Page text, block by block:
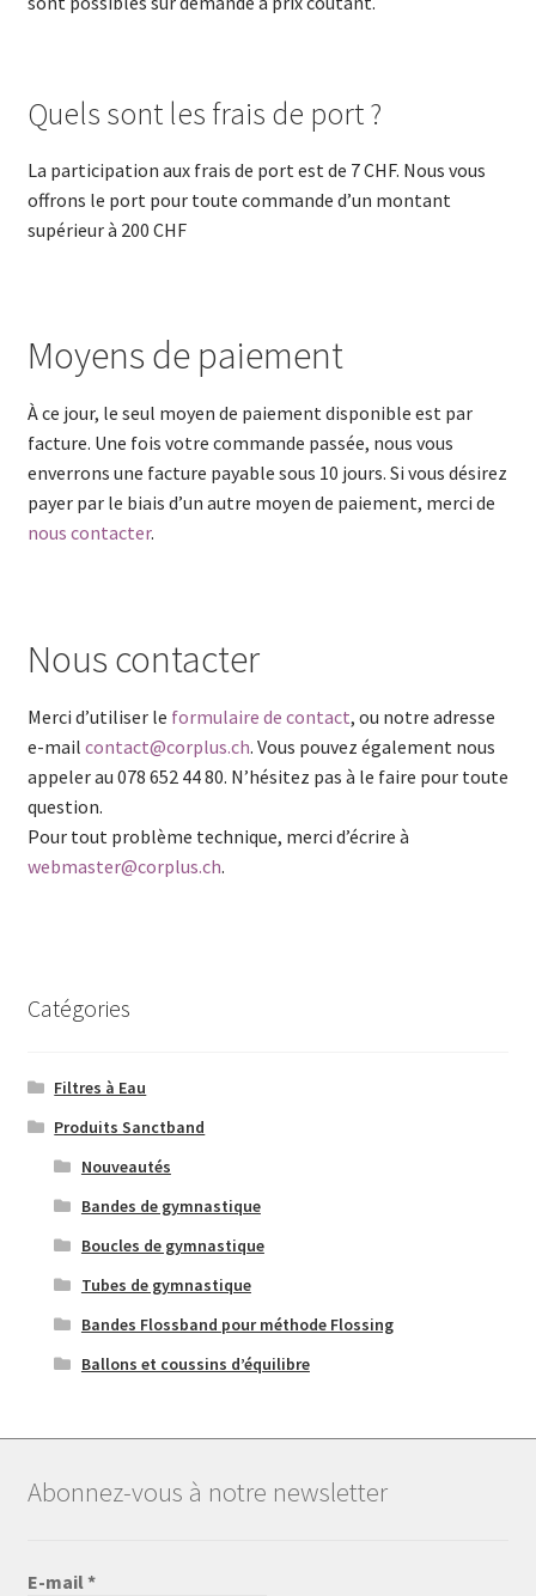
Quels sont les frais de port ?
La participation aux frais de port est de 7 CHF. Nous vous
offrons le port pour toute commande d’un montant
supérieur à 200 CHF
Moyens de paiement
À ce jour, le seul moyen de paiement disponible est par
facture. Une fois votre commande passée, nous vous
enverrons une facture payable sous 10 jours. Si vous désirez
payer par le biais d’un autre moyen de paiement, merci de
nous contacter.
Nous contacter
Merci d’utiliser le formulaire de contact, ou notre adresse
e-mail contact@corplus.ch. Vous pouvez également nous
appeler au 078 652 44 80. N’hésitez pas à le faire pour toute
question.
Pour tout problème technique, merci d’écrire à
webmaster@corplus.ch.
Catégories
Filtres à Eau
Produits Sanctband
Nouveautés
Bandes de gymnastique
Boucles de gymnastique
Tubes de gymnastique
Bandes Flossband pour méthode Flossing
Ballons et coussins d’équilibre
Abonnez-vous à notre newsletter
E-mail *